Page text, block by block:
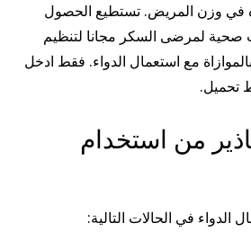
في وزن المريض. تستطيع الحصول
لمرضى السكر مجانا لتنظيم
مع استعمال الدواء. فقط ادخل
تحميل.
من استخدام
الدواء في الحالات التالية: